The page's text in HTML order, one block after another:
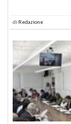
di Redazione